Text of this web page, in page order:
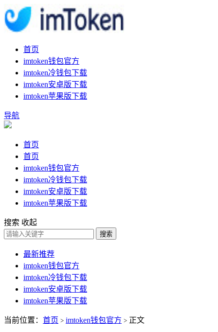
首页
imtoken钱包官方
imtoken冷钱包下载
imtoken安卓版下载
imtoken苹果版下载
导航
首页
首页
imtoken钱包官方
imtoken冷钱包下载
imtoken安卓版下载
imtoken苹果版下载
搜索 收起
搜索
最新推荐
imtoken钱包官方
imtoken冷钱包下载
imtoken安卓版下载
imtoken苹果版下载
当前位置： 首页 > imtoken钱包官方 > 正文